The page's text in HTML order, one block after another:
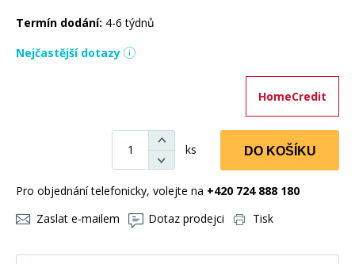
Termín dodání: 4-6 týdnů
Nejčastější dotazy
HomeCredit
ks DO KOŠÍKU
Pro objednání telefonicky, volejte na +420 724 888 180
Zaslat e-mailem
Dotaz prodejci Tisk